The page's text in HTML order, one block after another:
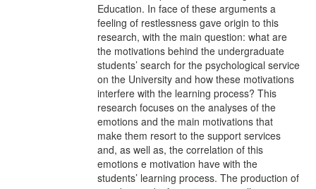
Education. In face of these arguments a
feeling of restlessness gave origin to this
research, with the main question: what are
the motivations behind the undergraduate
students’ search for the psychological service
on the University and how these motivations
interfere with the learning process? This
research focuses on the analyses of the
emotions and the main motivations that
make them resort to the support services
and, as well as, the correlation of this
emotions e motivation have with the
students’ learning process. The production of